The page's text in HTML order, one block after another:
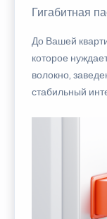
Гигабитная
До Вашей
которое
волокно,
стабильный